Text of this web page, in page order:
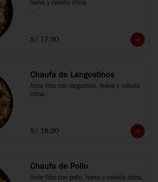
huevo y cebolla china.
S/ 17.90
Chaufa de Langostinos
Arroz frito con langostino, huevo y cebolla
china.
S/ 18.90
Chaufa de Pollo
Arroz frito con pollo, huevo y cebolla china.